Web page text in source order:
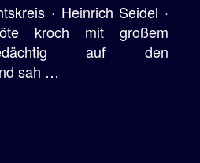
· Heinrich Seidel ·
kroch mit großem
auf den
sah …